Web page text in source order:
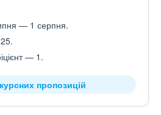
— 1 серпня.
— 1.
пропозицій